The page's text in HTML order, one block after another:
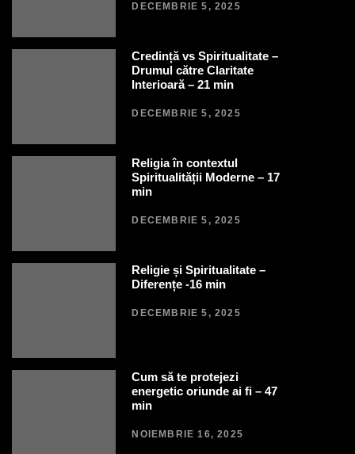
DECEMBRIE 5, 2025
Credință vs Spiritualitate –
Drumul către Claritate
Interioară – 21 min
DECEMBRIE 5, 2025
Religia în contextul
Spiritualității Moderne – 17
min
DECEMBRIE 5, 2025
Religie și Spiritualitate –
Diferențe -16 min
DECEMBRIE 5, 2025
Cum să te protejezi
energetic oriunde ai fi – 47
min
NOIEMBRIE 16, 2025